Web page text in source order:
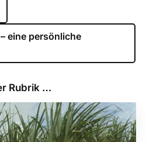
eine persönliche
Rubrik …